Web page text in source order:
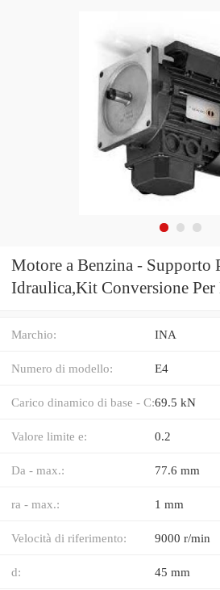
Motore a Benzina - Supporto
Idraulica,Kit Conversione
Marchio: INA
Numero di modello: E4
Carico dinamico di base - C:69.5 kN
Valore limite e: 0.2
Da - max.: 77.6 mm
ra - max.: 1 mm
Velocità di riferimento: 9000 r/min
d: 45 mm